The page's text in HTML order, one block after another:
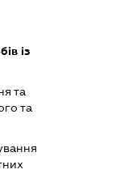
із
та
та